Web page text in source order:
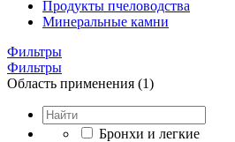
Продукты пчеловодства
Минеральные камни
Фильтры
Фильтры
Область применения (1)
Бронхи и легкие